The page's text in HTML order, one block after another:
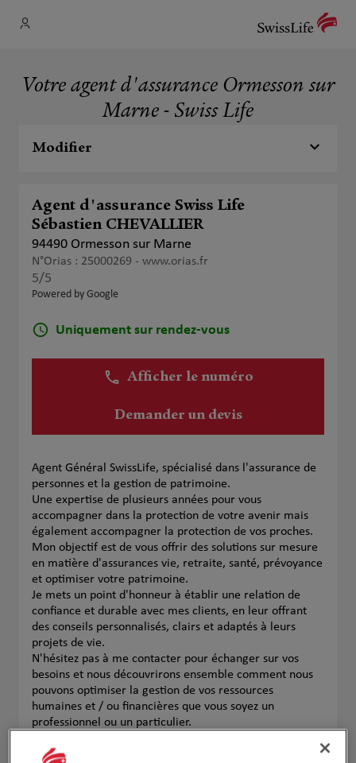
Votre agent d'assurance Ormesson sur
Marne - Swiss Life
Modifier
Agent d'assurance Swiss Life
Sébastien CHEVALLIER
94490 Ormesson sur Marne
N°Orias : 25000269 - www.orias.fr
5/5
Powered by Google
Uniquement sur rendez-vous
Afficher le numéro
Demander un devis
Agent Général SwissLife, spécialisé dans l'assurance de
personnes et la gestion de patrimoine.
Une expertise de plusieurs années pour vous
accompagner dans la protection de votre avenir mais
également accompagner la protection de vos proches.
Mon objectif est de vous offrir des solutions sur mesure
en matière d'assurances vie, retraite, santé, prévoyance
et optimiser votre patrimoine.
Je mets un point d'honneur à établir une relation de
confiance et durable avec mes clients, en leur offrant
des conseils personnalisés, clairs et adaptés à leurs
projets de vie.
N'hésitez pas à me contacter pour échanger sur vos
besoins et nous découvrirons ensemble comment nous
pouvons optimiser la gestion de vos ressources
humaines et / ou financières que vous soyez un
professionnel ou un particulier.
Pourquoi travailler avec moi ?